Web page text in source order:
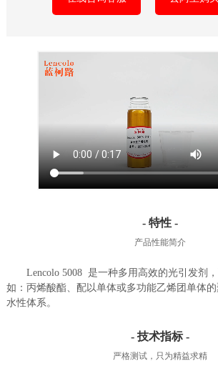
- 特性 -
产品性能简介
Lencolo 5008 是一种多用高效的光引发剂
如：丙烯酸酯、配以单体或多功能乙烯团单体
水性体系。
- 技术指标 -
严格测试，只为精益求精